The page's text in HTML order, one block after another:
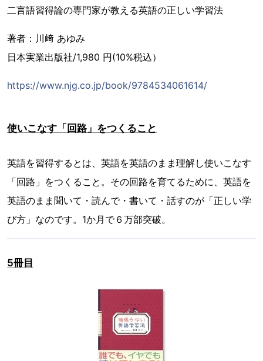
二言語習得論の専門家が教える英語の正しい学習法
著者：川﨑 あゆみ
日本実業出版社/1,980 円(10%税込）
https://www.njg.co.jp/book/9784534061614/
使いこなす「回路」をつくること
英語を習得するとは、英語を英語のまま理解し使いこなす
「回路」をつくること。その回路を育てるために、英語を
英語のまま聞いて・読んで・書いて・話すのが「正しい学
び方」なのです。1か月で６万部突破。
5冊目